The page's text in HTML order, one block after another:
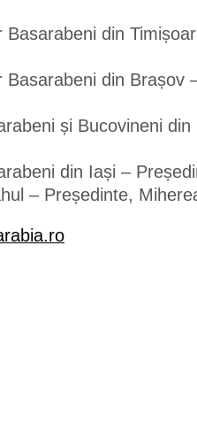
Basarabeni din
Basarabeni din Brașov
și Bucovineni
din Iași –
– Președinte,